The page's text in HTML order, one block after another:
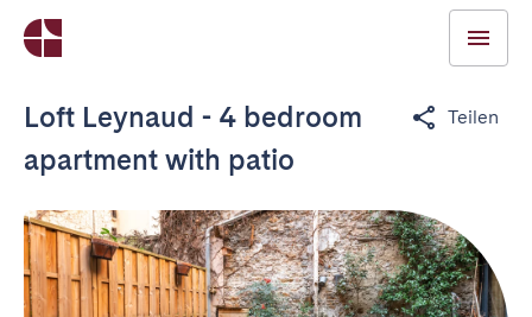
Loft Leynaud - 4 bedroom
apartment with patio
Teilen